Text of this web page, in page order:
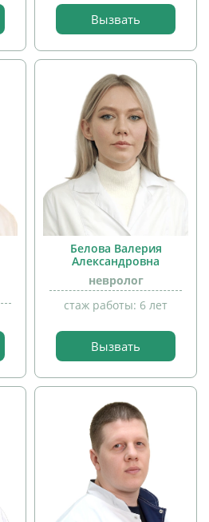
прием
детей
Вызвать
прием
детей
Белова Валерия
Александровна
невролог
стаж работы: 6 лет
Вызвать